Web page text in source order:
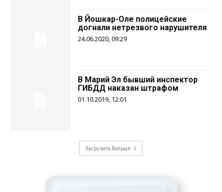
В Йошкар-Оле полицейские
догнали нетрезвого нарушителя
24.06.2020, 09:29
В Марий Эл бывший инспектор
ГИБДД наказан штрафом
01.10.2019, 12:01
Загрузить больше